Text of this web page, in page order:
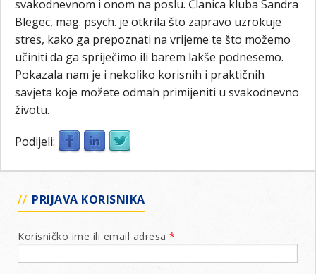
svakodnevnom i onom na poslu. Članica kluba Sandra
Blegec, mag. psych. je otkrila što zapravo uzrokuje
stres, kako ga prepoznati na vrijeme te što možemo
učiniti da ga spriječimo ili barem lakše podnesemo.
Pokazala nam je i nekoliko korisnih i praktičnih
savjeta koje možete odmah primijeniti u svakodnevno
životu.
Podijeli:
PRIJAVA KORISNIKA
Korisničko ime ili email adresa *